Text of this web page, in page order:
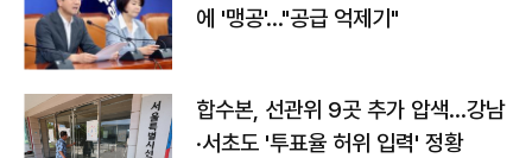
에 '맹공'…"공급 억제기"
합수본, 선관위 9곳 추가 압색…강남
·서초도 '투표율 허위 입력' 정황